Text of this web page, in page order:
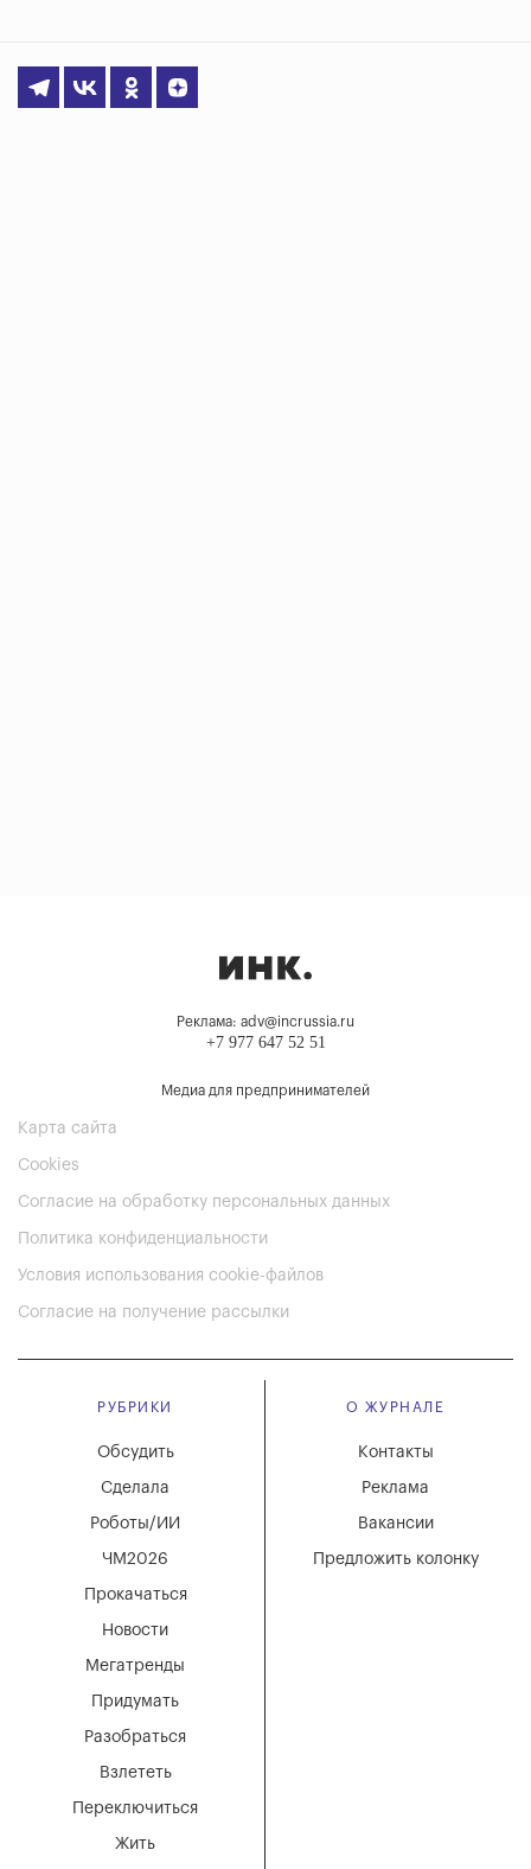
Реклама: adv@incrussia.ru
+7 977 647 52 51
Медиа для предпринимателей
Карта сайта
Cookies
Согласие на обработку персональных данных
Политика конфиденциальности
Условия использования cookie-файлов
Согласие на получение рассылки
РУБРИКИ
Мегатренды
Придумать
Разобраться
Взлететь
Новости
Переключиться
Жить
Обсудить
Сделала
Роботы/ИИ
ЧМ2026
Прокачаться
О ЖУРНАЛЕ
Вакансии
Реклама
Контакты
Предложить колонку